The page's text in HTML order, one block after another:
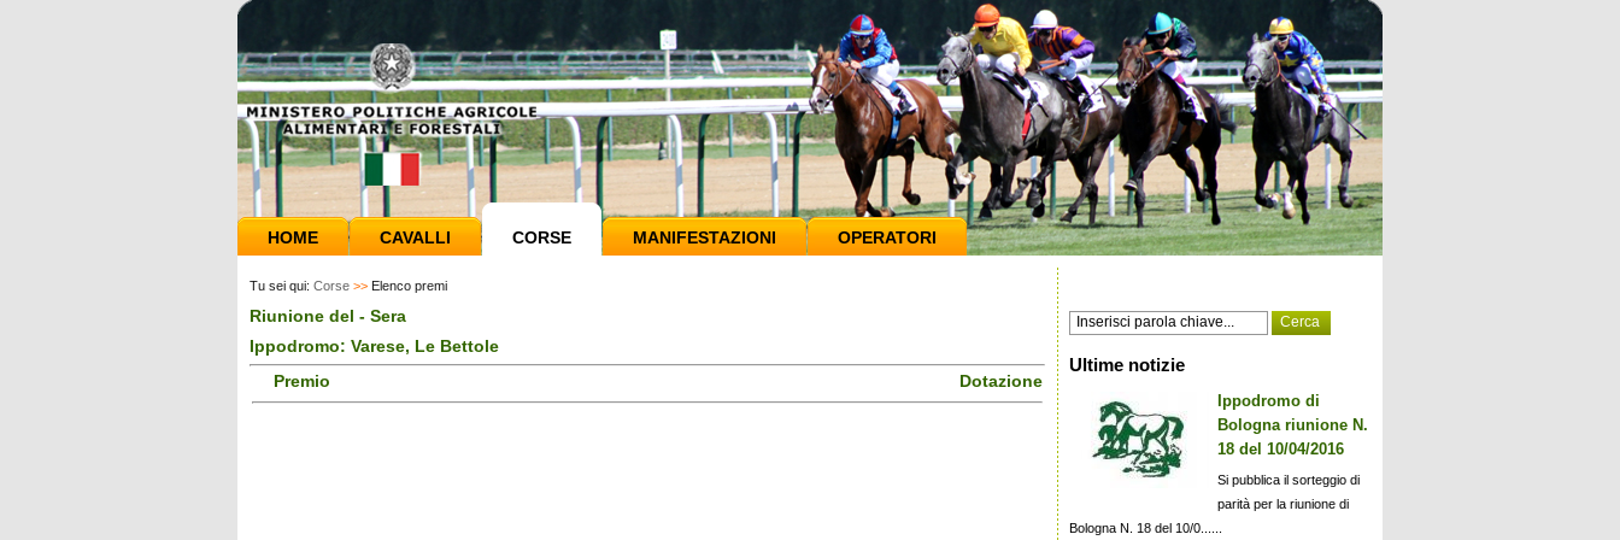
HOME CAVALLI CORSE MANIFESTAZIONI OPERATORI
Tu sei qui: Corse >> Elenco premi
Riunione del - Sera
Ippodromo: Varese, Le Bettole
Premio
Dotazione
Ultime notizie
Ippodromo di
Bologna riunione N.
18 del 10/04/2016
Si pubblica il sorteggio di
parità per la riunione di
Bologna N. 18 del 10/0......